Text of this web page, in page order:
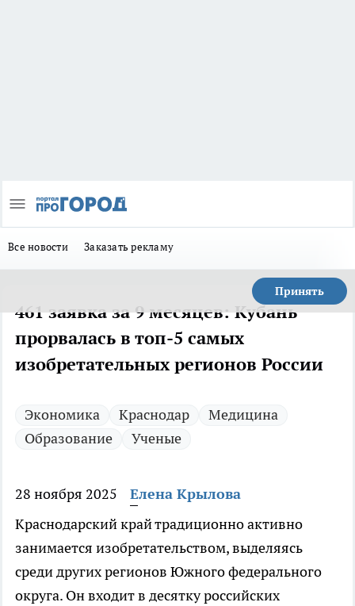
Все новости Заказать рекламу
Принять
461 заявка за 9 месяцев: Кубань
прорвалась в топ-5 самых
изобретательных регионов России
Экономика Краснодар
Медицина
Образование
Ученые
28 ноября 2025
Елена Крылова
Краснодарский край традиционно активно
занимается изобретательством, выделяясь
среди других регионов Южного федерального
округа. Он входит в десятку российских